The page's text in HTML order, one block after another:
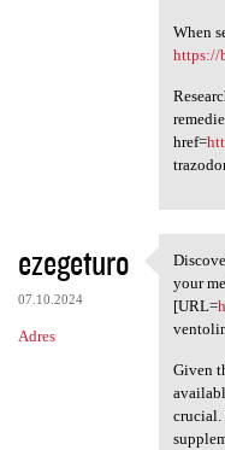
When
https://
href=
ezegeturo
07.10.2024
Adres
your
[URL=
Given
crucial.